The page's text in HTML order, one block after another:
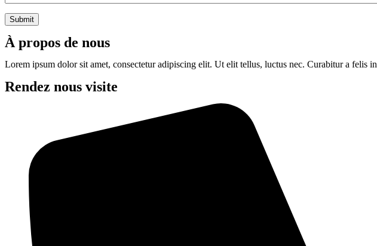
À propos de nous
Lorem ipsum dolor sit amet, consectetur adipiscing elit. Ut elit tellus, luctus nec. Curabitur a
Rendez nous visite